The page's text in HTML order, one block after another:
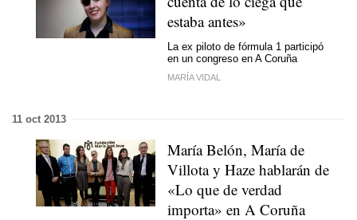
estaba antes»
La ex piloto de fórmula 1 participó
en un congreso en A Coruña
MARÍA VIDAL
11 oct 2013
María Belón, María de
Villota y Haze hablarán de
«Lo que de verdad
importa» en A Coruña